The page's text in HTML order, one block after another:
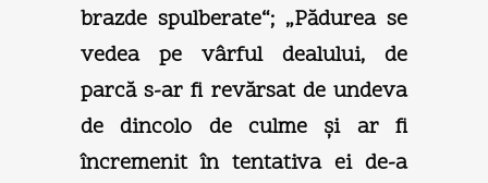
brazde spulberate“; „Pădurea se
vedea pe vârful dealului, de
parcă s-ar fi revărsat de undeva
de dincolo de culme şi ar fi
încremenit în tentativa ei de-a